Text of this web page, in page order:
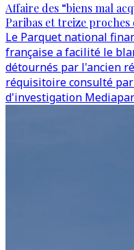
Affaire des “biens mal
Paribas et treize proches
Le Parquet national
française a facilité le
détournés par l'ancien
réquisitoire consulté
d'investigation